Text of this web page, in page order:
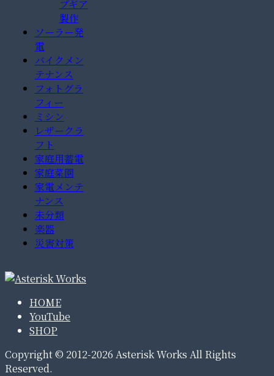
プギア
製作
ソーラー発
電
バイクメン
テナンス
フォトグラ
フィー
ミシン
レザークラ
フト
家庭用蓄電
家庭菜園
家電メンテ
ナンス
未分類
楽器
災害対策
HOME
YouTube
SHOP
Copyright © 2012-2026 Asterisk Works All Rights
Reserved.